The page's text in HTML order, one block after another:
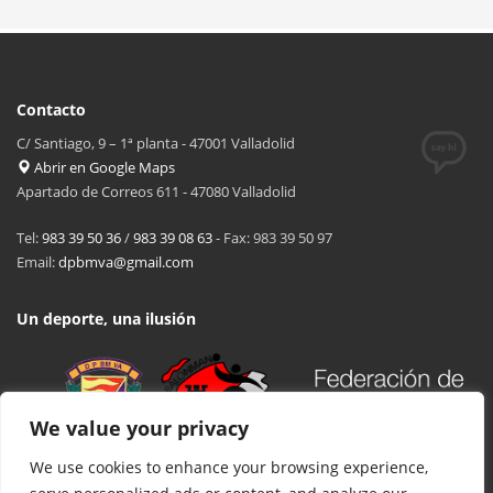
We value your privacy
We use cookies to enhance your browsing experience,
Contacto
C/ Santiago, 9 – 1ª planta - 47001 Valladolid
Abrir en Google Maps
Apartado de Correos 611 - 47080 Valladolid
Tel:983 39 50 36/983 39 08 63- Fax: 983 39 50 97
Email:dpbmva@gmail.com
Un deporte, una ilusión